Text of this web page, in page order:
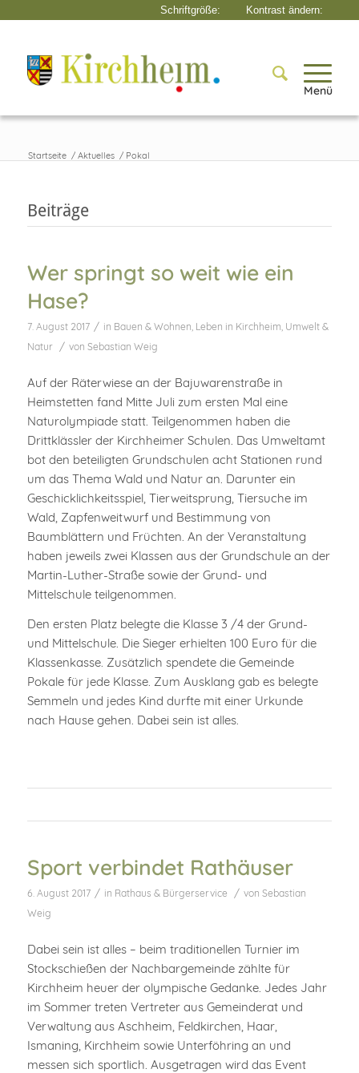
Menü
Startseite / Aktuelles / Pokal
Beiträge
Wer springt so weit wie ein
Hase?
7. August 2017 / in Bauen & Wohnen, Leben in Kirchheim, Umwelt &
Natur
/ von Sebastian Weig
Auf der Räterwiese an der Bajuwarenstraße in
Heimstetten fand Mitte Juli zum ersten Mal eine
Naturolympiade statt. Teilgenommen haben die
Drittklässler der Kirchheimer Schulen. Das Umweltamt
bot den beteiligten Grundschulen acht Stationen rund
um das Thema Wald und Natur an. Darunter ein
Geschicklichkeitsspiel, Tierweitsprung, Tiersuche im
Wald, Zapfenweitwurf und Bestimmung von
Baumblättern und Früchten. An der Veranstaltung
haben jeweils zwei Klassen aus der Grundschule an der
Martin-Luther-Straße sowie der Grund- und
Mittelschule teilgenommen.
Den ersten Platz belegte die Klasse 3 /4 der Grund-
und Mittelschule. Die Sieger erhielten 100 Euro für die
Klassenkasse. Zusätzlich spendete die Gemeinde
Pokale für jede Klasse. Zum Ausklang gab es belegte
Semmeln und jedes Kind durfte mit einer Urkunde
nach Hause gehen. Dabei sein ist alles.
Sport verbindet Rathäuser
6. August 2017 / in Rathaus & Bürgerservice / von Sebastian
Weig
Dabei sein ist alles – beim traditionellen Turnier im
Stockschießen der Nachbargemeinde zählte für
Kirchheim heuer der olympische Gedanke. Jedes Jahr
im Sommer treten Vertreter aus Gemeinderat und
Verwaltung aus Aschheim, Feldkirchen, Haar,
Ismaning, Kirchheim sowie Unterföhring an und
messen sich sportlich. Ausgetragen wird das Event